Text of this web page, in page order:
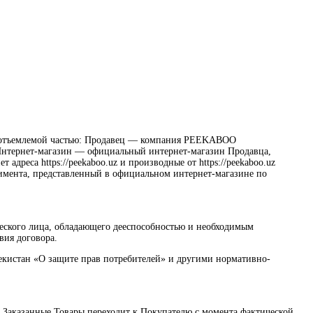
частью: Продавец — компания PEEKABOO
магазин — официальный интернет-магазин Продавца,
адреса https://peekaboo.uz и производные от https://peekaboo.uz
представленный в официальном интернет-магазине по
лица, обладающего дееспособностью и необходимым
договора.
«О защите прав потребителей» и другими нормативно-